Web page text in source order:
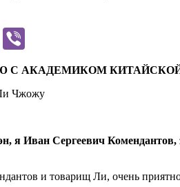
С АКАДЕМИКОМ
Чжожу
я Иван Сергеевич
и товарищ Ли, очень